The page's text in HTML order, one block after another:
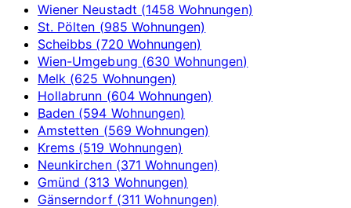
Wiener Neustadt (1458 Wohnungen)
St. Pölten (985 Wohnungen)
Scheibbs (720 Wohnungen)
Wien-Umgebung (630 Wohnungen)
Melk (625 Wohnungen)
Hollabrunn (604 Wohnungen)
Baden (594 Wohnungen)
Amstetten (569 Wohnungen)
Krems (519 Wohnungen)
Neunkirchen (371 Wohnungen)
Gmünd (313 Wohnungen)
Gänserndorf (311 Wohnungen)